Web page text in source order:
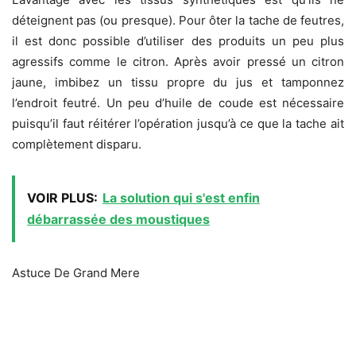
déteignent pas (ou presque). Pour ôter la tache de feutres,
il est donc possible d’utiliser des produits un peu plus
agressifs comme le citron. Après avoir pressé un citron
jaune, imbibez un tissu propre du jus et tamponnez
l’endroit feutré. Un peu d’huile de coude est nécessaire
puisqu’il faut réitérer l’opération jusqu’à ce que la tache ait
complètement disparu.
VOIR PLUS: La solution qui s'est enfin
débarrassée des moustiques
Astuce De Grand Mere